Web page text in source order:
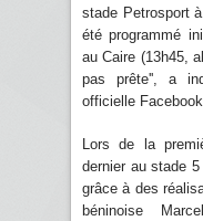
stade Petrosport
été programmé
au Caire (13h45,
pas prête'', a
officielle Facebook.
Lors de la
dernier au stade
grâce à des
béninoise